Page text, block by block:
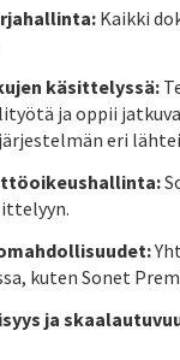
Kaikki
käsittelyssä:
ja oppii
eri
kuten Sonet
ja